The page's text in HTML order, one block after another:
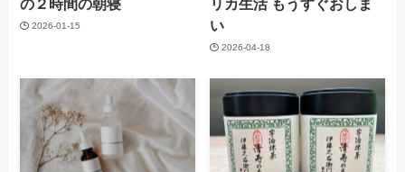
の２時間の朝寝
2026-01-15
リカ生活 もうすぐおしま
い
2026-04-18